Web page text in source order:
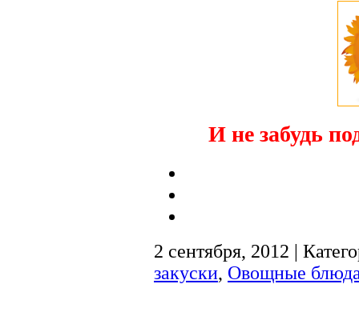
И не забудь
2 сентября, 2012 |
закуски, Овощные